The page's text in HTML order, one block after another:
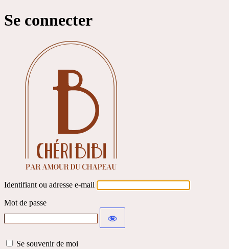
Se connecter
Identifiant ou adresse e-mail
Mot de passe
Se souvenir de moi